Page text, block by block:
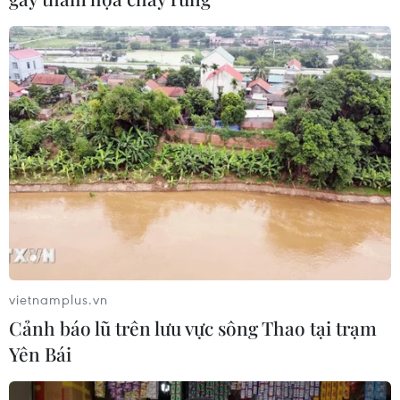
Dự luật trừng phạt Nga của
Mỹ có thể khiến châu Âu chịu tác
động ngược
05/08/2026 04:58
EU tuyên bố vượt qua “phép thử” an
ninh biên giới sau khủng hoảng
Ceuta
05/08/2026 00:37
Nga và Ukraine tiếp tục tấn
công qua lại, thương vong không
ngừng gia tăng
04/08/2026 15:54
vietnamplus.vn
Cảnh báo lũ trên lưu vực sông Thao tại trạm
Yên Bái